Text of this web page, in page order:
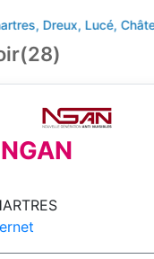
Dreux, Lucé,